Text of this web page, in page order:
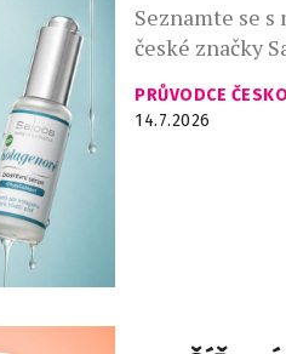
Seznamte se s
české značky
zlepšení
sérum
PRŮVODCE
14.7.2026